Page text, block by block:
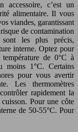
accessoire, c’est un
alimentaire. Il vous
viandes, garantissant
de contamination
sont les plus précis,
interne. Optez pour
de 0°C à
moins 1°C. Certains
pour vous avertir
Les thermomètres
rapidement la
Pour une côte
de 50-55°C. Pour